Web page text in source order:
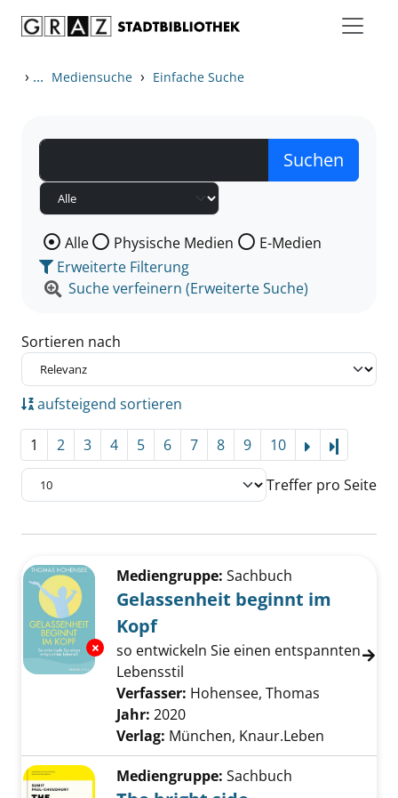
› ... Mediensuche › Einfache Suche
Wählen Sie die Medienart nach der Sie suchen wollen.
Alle Physische Medien
E-Medien
Erweiterte Filterung
Suche verfeinern (Erweiterte Suche)
Sortieren nach
aufsteigend sortieren
1 2 3 4 5 6 7 8 9 10
Treffer pro Seite
Zu den Suchfiltern springen
Exemplar-Details von Gelassenheit beginnt
Mediengruppe: Sachbuch
Gelassenheit beginnt im
Kopf
so entwickeln Sie einen entspannten
Lebensstil
Verfasser: Hohensee, Thomas
Jahr: 2020
Verlag: München, Knaur.Leben
Mediengruppe: Sachbuch